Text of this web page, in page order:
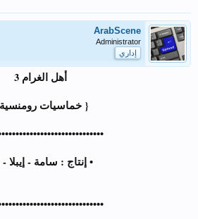
ArabScene
Administrator
إداري
أهل الغرام 3
{ خماسيات
• إنتاج : سامة - إيبلا - O3